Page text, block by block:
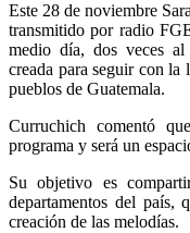
Este 28 de noviembre
transmitido por radio
medio día, dos veces
creada para seguir con
pueblos de Guatemala.
Curruchich comentó
programa y será un
Su objetivo es
departamentos del país,
creación de las melodías.